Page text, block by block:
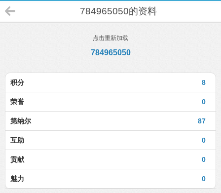
784965050的资料
点击重新加载
784965050
8
积分
0
荣誉
87
第纳尔
0
互助
0
贡献
0
魅力